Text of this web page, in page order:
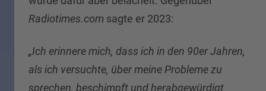
Radiotimes.com sagte er 2023:
„Ich erinnere mich, dass ich in den 90er Jahren,
als ich versuchte, über meine Probleme zu
sprechen, beschimpft und herabgewürdigt